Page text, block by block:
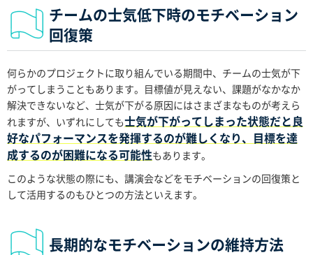
チームの士気低下時のモチベーション
回復策
何らかのプロジェクトに取り組んでいる期間中、チームの士気が下
がってしまうこともあります。目標値が見えない、課題がなかなか
解決できないなど、士気が下がる原因にはさまざまなものが考えら
れますが、いずれにしても士気が下がってしまった状態だと良
好なパフォーマンスを発揮するのが難しくなり、目標を達
成するのが困難になる可能性もあります。
このような状態の際にも、講演会などをモチベーションの回復策と
して活用するのもひとつの方法といえます。
長期的なモチベーションの維持方法